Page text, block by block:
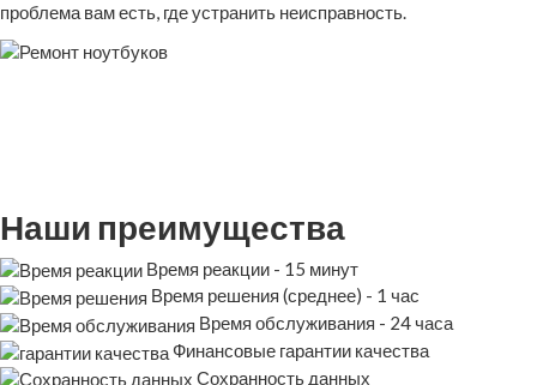
проблема вам есть, где устранить неисправность.
Наши преимущества
Время реакции - 15 минут
Время решения (среднее) - 1 час
Время обслуживания - 24 часа
Финансовые гарантии качества
Сохранность данных